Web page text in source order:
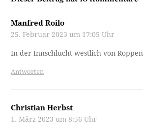
Manfred Roilo
25. Februar 2023 um 17:05 Uhr
In der Innschlucht westlich von Roppen
Antworten
Christian Herbst
1. März 2023 um 8:56 Uhr